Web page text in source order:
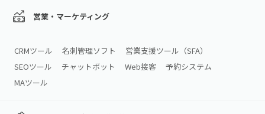
営業・マーケティング
CRMツール 名刺管理ソフト
営業支援ツール（SFA）
SEOツール
チャットボット Web接客
予約システム
MAツール